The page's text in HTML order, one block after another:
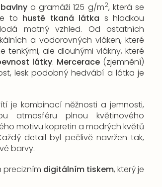
o gramáži 125 g/m2, která se
to hustě tkaná látka s hladkou
matný vzhled. Od ostatních
a vodorovných vláken, které
ale dlouhými vlákny, které
látky. Mercerace (zjemnění)
lesk podobný hedvábí a látka je
je kombinací něžnosti a jemnosti,
atmosféru plnou květinového
motivu kopretin a modrých květů
detail byl pečlivě navržen tak,
barvy.
precizním digitálním tiskem, který je